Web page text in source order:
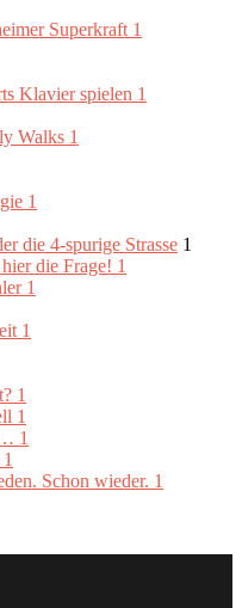
Superkraft 1
Klavier spielen 1
Walks 1
1
die 4-spurige Strasse 1
die Frage! 1
1
1
1
1
1
1
Schon wieder. 1